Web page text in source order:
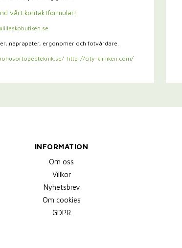
vårt kontaktformulär!
naprapater, ergonomer och fotvårdare.
http://city-kliniken.com/
INFORMATION
Om oss
Villkor
Nyhetsbrev
Om cookies
GDPR